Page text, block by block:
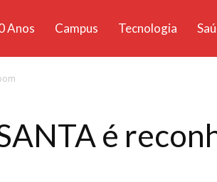
Anos Campus Tecnologia
é